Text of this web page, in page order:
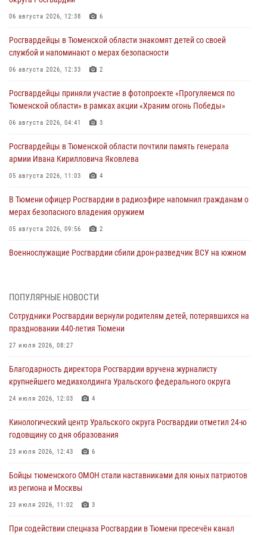
06 августа 2026, 12:38 6
Росгвардейцы в Тюменской области знакомят детей со своей
службой и напоминают о мерах безопасности
06 августа 2026, 12:33 2
Росгвардейцы приняли участие в фотопроекте «Прогуляемся по
Тюменской области» в рамках акции «Храним огонь Победы»
06 августа 2026, 04:41 3
Росгвардейцы в Тюменской области почтили память генерала
армии Ивана Кирилловича Яковлева
05 августа 2026, 11:03 4
В Тюмени офицер Росгвардии в радиоэфире напомнил гражданам о
мерах безопасного владения оружием
05 августа 2026, 09:56 2
Военнослужащие Росгвардии сбили дрон-разведчик ВСУ на южном
масштабных спортивных событий на Урале
05 августа 2026, 05:22
виновника ДТП
05 августа 2026, 05:15
труженицу тыла из Тюмени
04 августа 2026, 11:07
условиях в Тюменской области (видео)
04 августа 2026, 06:28
ПОПУЛЯРНЫЕ НОВОСТИ
Сотрудники Росгвардии вернули родителям детей, потерявшихся на
праздновании 440-летия Тюмени
27 июля 2026, 08:27
Благодарность директора Росгвардии вручена журналисту
крупнейшего медиахолдинга Уральского федерального округа
24 июля 2026, 12:03 4
Кинологический центр Уральского округа Росгвардии отметил 24-ю
годовщину со дня образования
23 июля 2026, 12:43 6
Бойцы тюменского ОМОН стали наставниками для юных патриотов
из региона и Москвы
23 июля 2026, 11:02 3
При содействии спецназа Росгвардии в Тюмени пресечён канал